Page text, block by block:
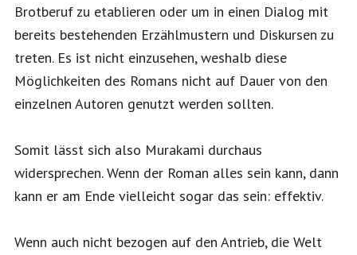
Brotberuf zu etablieren oder um in einen Dialog mit
bereits bestehenden Erzählmustern und Diskursen zu
treten. Es ist nicht einzusehen, weshalb diese
Möglichkeiten des Romans nicht auf Dauer von den
einzelnen Autoren genutzt werden sollten.
Somit lässt sich also Murakami durchaus
widersprechen. Wenn der Roman alles sein kann, dann
kann er am Ende vielleicht sogar das sein: effektiv.
Wenn auch nicht bezogen auf den Antrieb, die Welt